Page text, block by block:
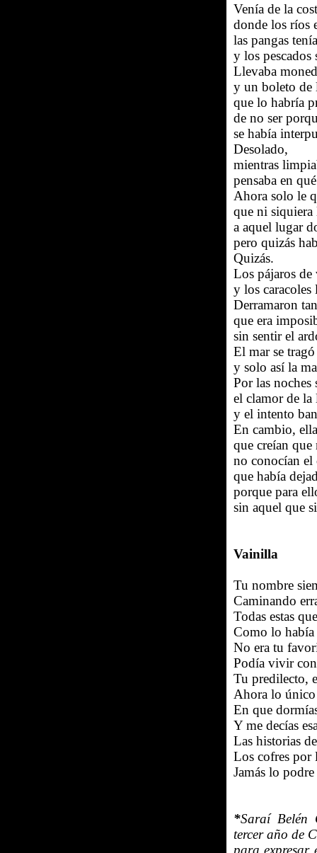
Venía de la
donde los ríos
las pangas
y los pescados
Llevaba
y un boleto de
que lo habría
de no ser
se había
Desolado,
mientras
pensaba en
Ahora solo le
que ni siquiera
a aquel lugar
pero quizás
Quizás.
Los pájaros
y los caracoles
Derramaron
que era
sin sentir el
El mar se
y solo así la
Por las noches
el clamor de la
y el intento
En cambio,
que creían que
no conocían el
que había
porque para
sin aquel que
Vainilla
Tu nombre
Caminando
Todas estas
Como lo
No era tu
Podía vivir con
Tu predilecto,
Ahora lo único
En que
Y me decías
Las historias
Los cofres por
Jamás lo
*Saraí Belén
tercer año de
para expresar